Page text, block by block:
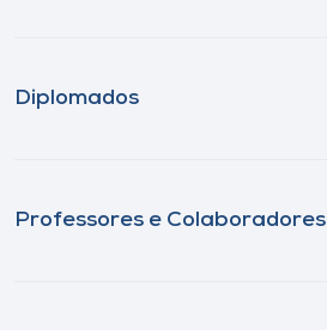
Diplomados
Professores e Colaboradores